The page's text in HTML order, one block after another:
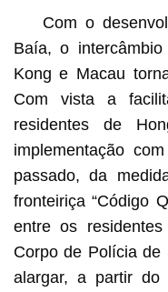
Com o
Baía, o
Kong e Macau
Com vista a
residentes de
implementação
passado, da
fronteiriça “Código
entre os
Corpo de Polícia de
alargar, a partir